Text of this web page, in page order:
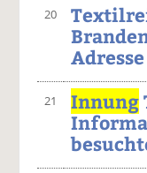
20
Adresse
21 Innung